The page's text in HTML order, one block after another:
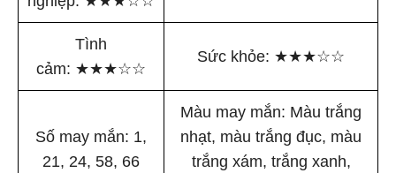
Tình
cảm: ★★★☆☆
Sức khỏe: ★★★☆☆
Số may mắn: 1,
21, 24, 58, 66
Màu may mắn: Màu trắng
nhạt, màu trắng đục, màu
trắng xám, trắng xanh,